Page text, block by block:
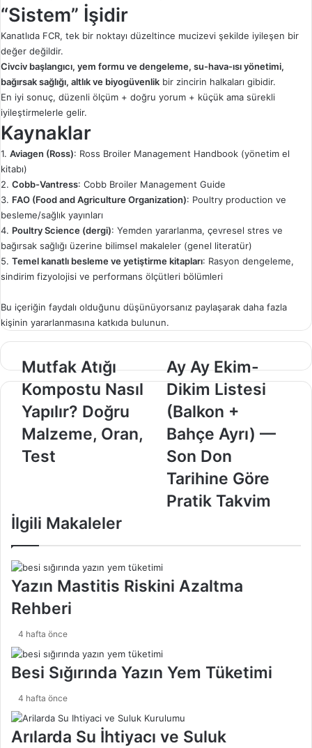
“Sistem” İşidir
Kanatlıda FCR, tek bir noktayı düzeltince mucizevi şekilde iyileşen bir
değer değildir.
Civciv başlangıcı, yem formu ve dengeleme, su-hava-ısı yönetimi,
bağırsak sağlığı, altlık ve biyogüvenlik bir zincirin halkaları gibidir.
En iyi sonuç, düzenli ölçüm + doğru yorum + küçük ama sürekli
iyileştirmelerle gelir.
Kaynaklar
1. Aviagen (Ross): Ross Broiler Management Handbook (yönetim el
kitabı)
2. Cobb-Vantress: Cobb Broiler Management Guide
3. FAO (Food and Agriculture Organization): Poultry production ve
besleme/sağlık yayınları
4. Poultry Science (dergi): Yemden yararlanma, çevresel stres ve
bağırsak sağlığı üzerine bilimsel makaleler (genel literatür)
5. Temel kanatlı besleme ve yetiştirme kitapları: Rasyon dengeleme,
sindirim fizyolojisi ve performans ölçütleri bölümleri
Bu içeriğin faydalı olduğunu düşünüyorsanız paylaşarak daha fazla
kişinin yararlanmasına katkıda bulunun.
Mutfak
Atığı
Kompostu
Nasıl
Yapılır?
Doğru
Malzeme,
Oran,
Mutfak Atığı
Kompostu Nasıl
Yapılır? Doğru
Malzeme, Oran,
Test
Ay
Ekim-
Dikim
Listesi
(Balkon
+
Bahçe
Ayrı)
—
Son
Takvim
Ay Ay Ekim-
Dikim Listesi
(Balkon +
Bahçe Ayrı) —
Son Don
Tarihine Göre
Pratik Takvim
İlgili Makaleler
Yazın Mastitis Riskini Azaltma
Rehberi
4 hafta önce
Besi Sığırında Yazın Yem Tüketimi
4 hafta önce
Arılarda Su İhtiyacı ve Suluk